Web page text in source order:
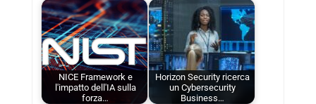
NICE Framework e
l'impatto dell'IA sulla
forza…
Horizon Security ricerca
un Cybersecurity
Business…